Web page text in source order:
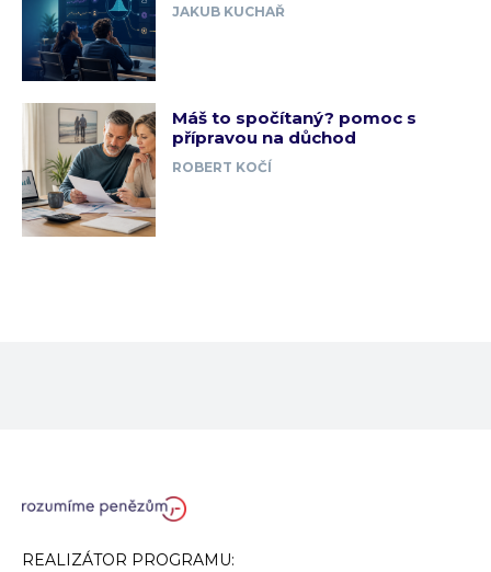
JAKUB KUCHAŘ
Máš to spočítaný? pomoc s
přípravou na důchod
ROBERT KOČÍ
REALIZÁTOR PROGRAMU: